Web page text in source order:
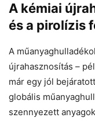
A kémiai
és a pirolízis
A
újrahasznosítás –
már egy jól
globális
szennyezett
Chat
Helló! Miben